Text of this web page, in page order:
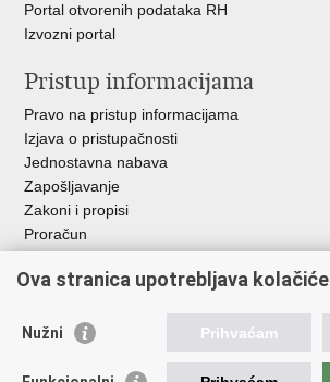
Portal otvorenih podataka RH
Izvozni portal
Pristup informacijama
Pravo na pristup informacijama
Izjava o pristupačnosti
Jednostavna nabava
Zapošljavanje
Zakoni i propisi
Proračun
RH
Važne poveznice
Ova stranica upotrebljava kolačiće
Nužni Prihvaćam